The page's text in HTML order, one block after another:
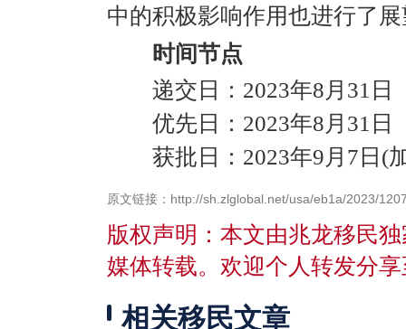
中的积极影响作用也进行了
时间节点
递交日：2023年8月31日
优先日：2023年8月31日
获批日：2023年9月7日(
原文链接：http://sh.zlglobal.net/usa/eb1a/2023/
版权声明：本文由兆龙移民
媒体转载。欢迎个人转发分
相关移民文章